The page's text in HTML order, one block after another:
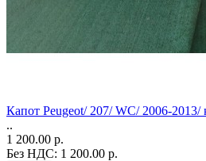
Капот Peugeot/ 207/ WC/ 2006-
..
1 200.00 р.
Без НДС: 1 200.00 р.